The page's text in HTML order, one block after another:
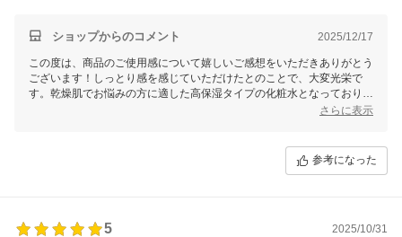
ショップからのコメント 2025/12/17
この度は、商品のご使用感について嬉しいご感想をいただきありがとう
ございます！しっとり感を感じていただけたとのことで、大変光栄で
す。乾燥肌でお悩みの方に適した高保湿タイプの化粧水となっておりま
すので、ぜひこれからも日々のスキンケアにお役立てください。何かご
さらに表示
参考になった
5
2025/10/31